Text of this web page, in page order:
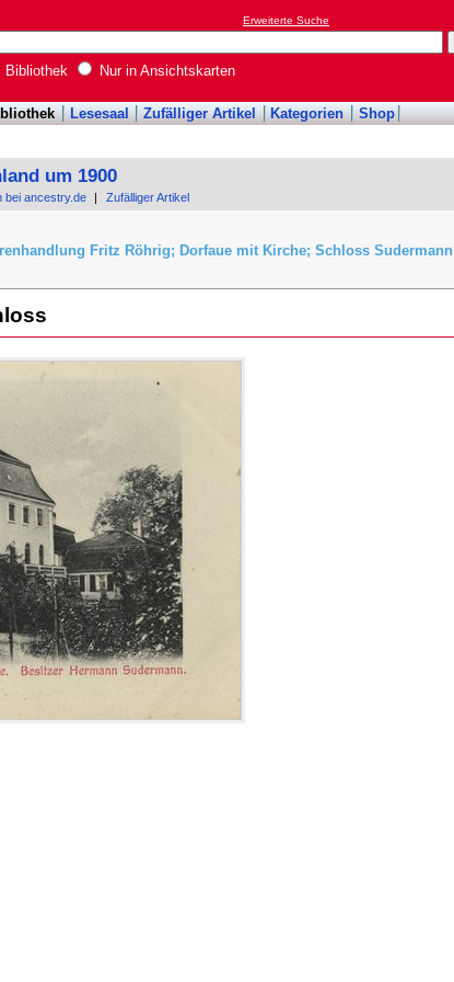
Erweiterte Suche
Bibliothek Nur in Ansichtskarten
Lesesaal Zufälliger Artikel Kategorien Shop
um 1900
bei ancestry.de Zufälliger Artikel
Fritz Röhrig; Dorfaue mit Kirche; Schloss Sudermann